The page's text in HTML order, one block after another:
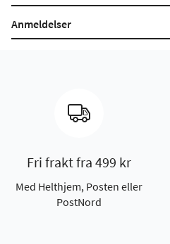
Anmeldelser
Fri frakt fra 499 kr
Med Helthjem, Posten eller
PostNord